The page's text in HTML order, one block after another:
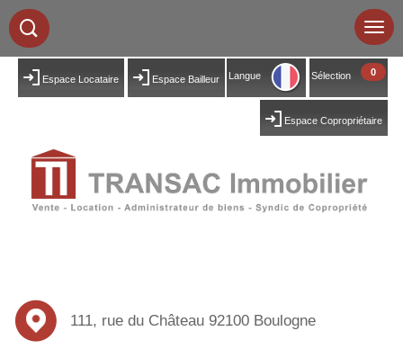
Langue Sélection 0
Espace Bailleur
Espace Locataire
Espace Copropriétaire
111, rue du Château 92100 Boulogne